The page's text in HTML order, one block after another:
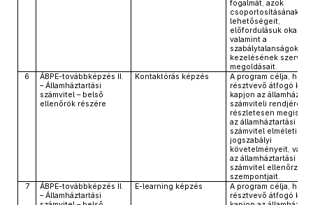
fogalmát, azok
csoportosításának
lehetőségeit,
előfordulásuk okait,
valamint a
szabálytalanságok
kezelésének
megoldásait.
6
ÁBPE-továbbképzés II.
– Államháztartási
számvitel – belső
ellenőrök részére
Kontaktórás képzés
A program célja, hogy
résztvevő átfogó
kapjon az
számviteli rendjéről
részletesen
az államháztartási
számvitel elméleti
jogszabályi
követelményeit,
az államháztartási
számvitel
szempontjait.
7
ÁBPE-továbbképzés II.
– Államháztartási
E-learning képzés
A program célja, hogy
résztvevő átfogó